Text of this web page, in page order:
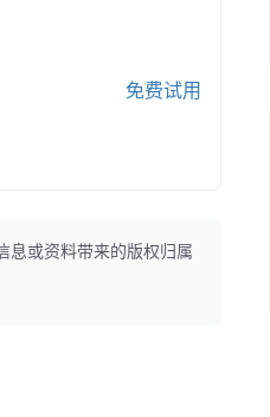
免费试用
息或资料带来的版权归属